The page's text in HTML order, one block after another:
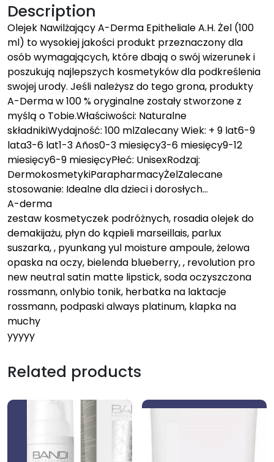
Description
Olejek Nawilżający A-Derma Epitheliale A.H. Żel (100
ml) to wysokiej jakości produkt przeznaczony dla
osób wymagających, które dbają o swój wizerunek i
poszukują najlepszych kosmetyków dla podkreślenia
swojej urody. Jeśli należysz do tego grona, produkty
A-Derma w 100 % oryginalne zostały stworzone z
myślą o Tobie.Właściwości: Naturalne
składnikiWydajność: 100 mlZalecany Wiek: + 9 lat6-9
lata3-6 lat1-3 Años0-3 miesięcy3-6 miesięcy9-12
miesięcy6-9 miesięcyPłeć: UnisexRodzaj:
DermokosmetykiParapharmacyŻelZalecane
stosowanie: Idealne dla dzieci i dorosłych…
A-derma
zestaw kosmetyczek podróżnych, rosadia olejek do
demakijażu, płyn do kąpieli marseillais, parlux
suszarka, , pyunkang yul moisture ampoule, żelowa
opaska na oczy, bielenda blueberry, , revolution pro
new neutral satin matte lipstick, soda oczyszczona
rossmann, onlybio tonik, herbatka na laktacje
rossmann, podpaski always platinum, klapka na
muchy
yyyyy
Related products